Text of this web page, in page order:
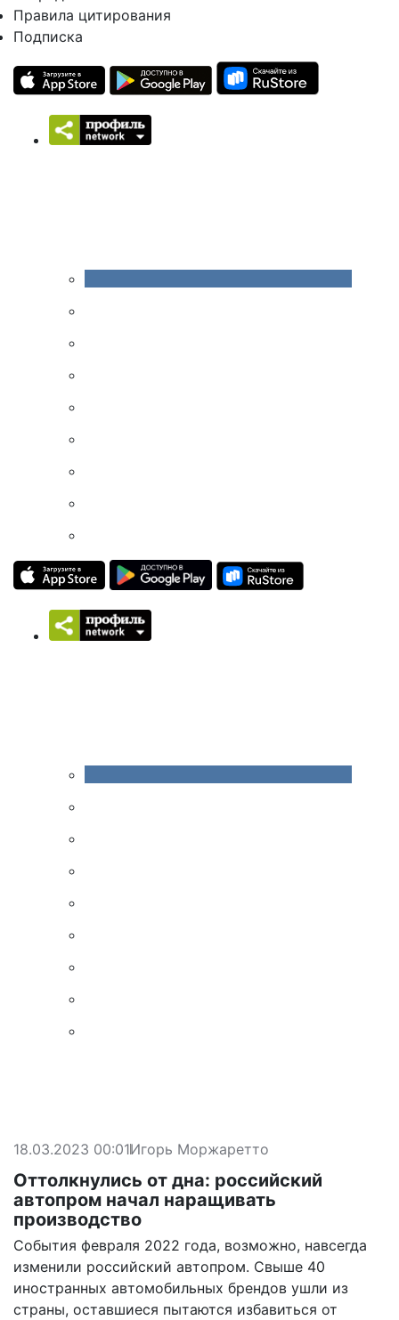
Правила цитирования
Подписка
18.03.2023 00:01Игорь Моржаретто
Оттолкнулись от дна: российский
автопром начал наращивать
производство
События февраля 2022 года, возможно, навсегда
изменили российский автопром. Свыше 40
иностранных автомобильных брендов ушли из
страны, оставшиеся пытаются избавиться от